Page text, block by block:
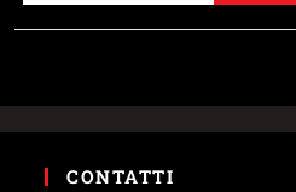
CONTATTI